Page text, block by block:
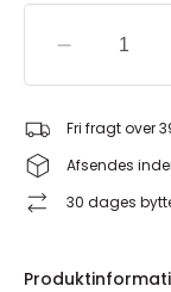
Fri fragt over
Afsendes
30 dages